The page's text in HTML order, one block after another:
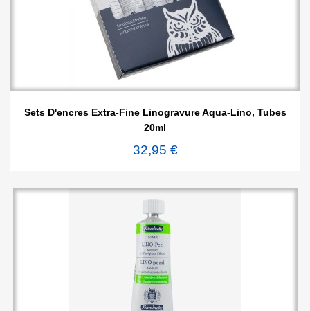
Sets D'encres Extra-Fine Linogravure Aqua-Lino, Tubes
20ml
32,95 €